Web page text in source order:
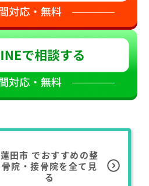
蓮田市 でおすすめの整
骨院・接骨院を全て見
る